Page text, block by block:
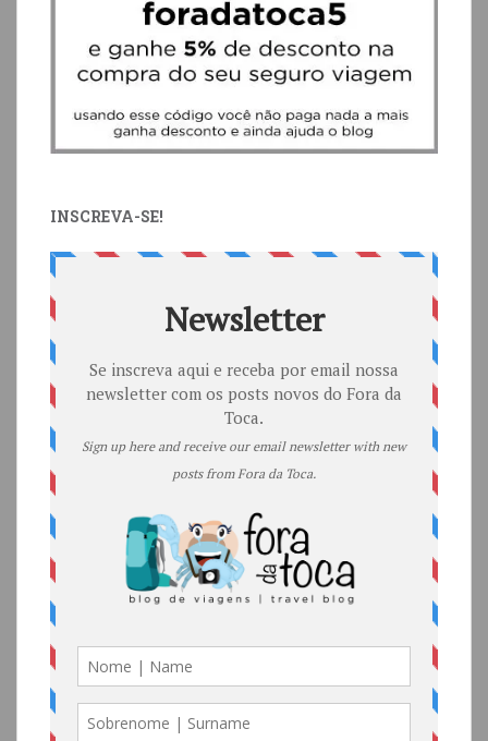
INSCREVA-SE!